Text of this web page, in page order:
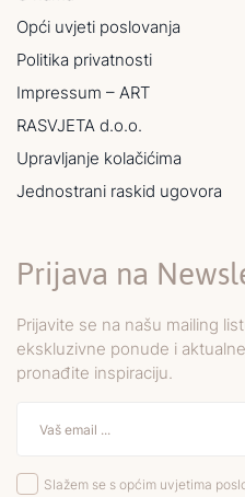
Opći uvjeti poslovanja
Politika privatnosti
Impressum – ART
RASVJETA d.o.o.
Upravljanje kolačićima
Jednostrani raskid ugovora
Prijava na
Prijavite se na našu mailing
ekskluzivne ponude i
pronađite inspiraciju.
Slažem se s općim uvjetima